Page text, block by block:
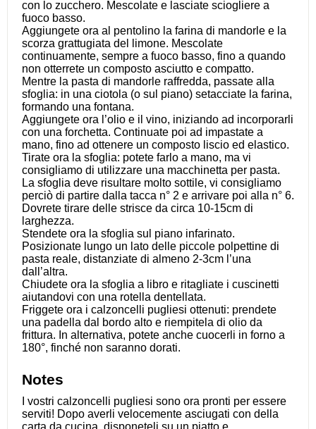
con lo zucchero. Mescolate e lasciate sciogliere a
fuoco basso.
Aggiungete ora al pentolino la farina di mandorle e la
scorza grattugiata del limone. Mescolate
continuamente, sempre a fuoco basso, fino a quando
non otterrete un composto asciutto e compatto.
Mentre la pasta di mandorle raffredda, passate alla
sfoglia: in una ciotola (o sul piano) setacciate la farina,
formando una fontana.
Aggiungete ora l’olio e il vino, iniziando ad incorporarli
con una forchetta. Continuate poi ad impastate a
mano, fino ad ottenere un composto liscio ed elastico.
Tirate ora la sfoglia: potete farlo a mano, ma vi
consigliamo di utilizzare una macchinetta per pasta.
La sfoglia deve risultare molto sottile, vi consigliamo
perciò di partire dalla tacca n° 2 e arrivare poi alla n° 6.
Dovrete tirare delle strisce da circa 10-15cm di
larghezza.
Stendete ora la sfoglia sul piano infarinato.
Posizionate lungo un lato delle piccole polpettine di
pasta reale, distanziate di almeno 2-3cm l’una
dall’altra.
Chiudete ora la sfoglia a libro e ritagliate i cuscinetti
aiutandovi con una rotella dentellata.
Friggete ora i calzoncelli pugliesi ottenuti: prendete
una padella dal bordo alto e riempitela di olio da
frittura. In alternativa, potete anche cuocerli in forno a
180°, finché non saranno dorati.
Notes
I vostri calzoncelli pugliesi sono ora pronti per essere
serviti! Dopo averli velocemente asciugati con della
carta da cucina, disponeteli su un piatto e